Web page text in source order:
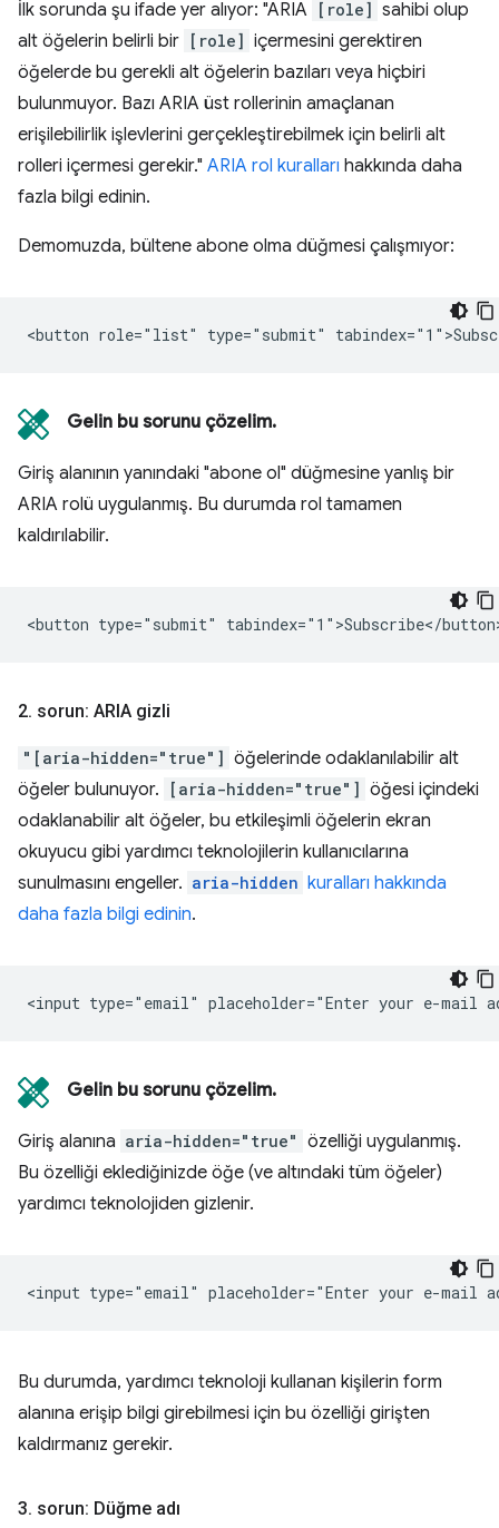
İlk sorunda şu ifade yer alıyor: "ARIA [role] sahibi olup
alt öğelerin belirli bir [role] içermesini gerektiren
öğelerde bu gerekli alt öğelerin bazıları veya hiçbiri
bulunmuyor. Bazı ARIA üst rollerinin amaçlanan
erişilebilirlik işlevlerini gerçekleştirebilmek için belirli alt
rolleri içermesi gerekir." ARIA rol kuralları hakkında daha
fazla bilgi edinin.
Demomuzda, bültene abone olma düğmesi çalışmıyor:
Gelin bu sorunu çözelim.
Giriş alanının yanındaki "abone ol" düğmesine yanlış bir
ARIA rolü uygulanmış. Bu durumda rol tamamen
kaldırılabilir.
2. sorun: ARIA gizli
"[aria-hidden="true"] öğelerinde odaklanılabilir alt
öğeler bulunuyor.
[aria-hidden="true"] öğesi içindeki
odaklanabilir alt öğeler, bu etkileşimli öğelerin ekran
okuyucu gibi yardımcı teknolojilerin kullanıcılarına
sunulmasını engeller. aria-hidden kuralları hakkında
daha fazla bilgi edinin.
Gelin bu sorunu çözelim.
Giriş alanına aria-hidden="true" özelliği uygulanmış.
Bu özelliği eklediğinizde öğe (ve altındaki tüm öğeler)
yardımcı teknolojiden gizlenir.
Bu durumda, yardımcı teknoloji kullanan kişilerin form
alanına erişip bilgi girebilmesi için bu özelliği girişten
kaldırmanız gerekir.
3. sorun: Düğme adı